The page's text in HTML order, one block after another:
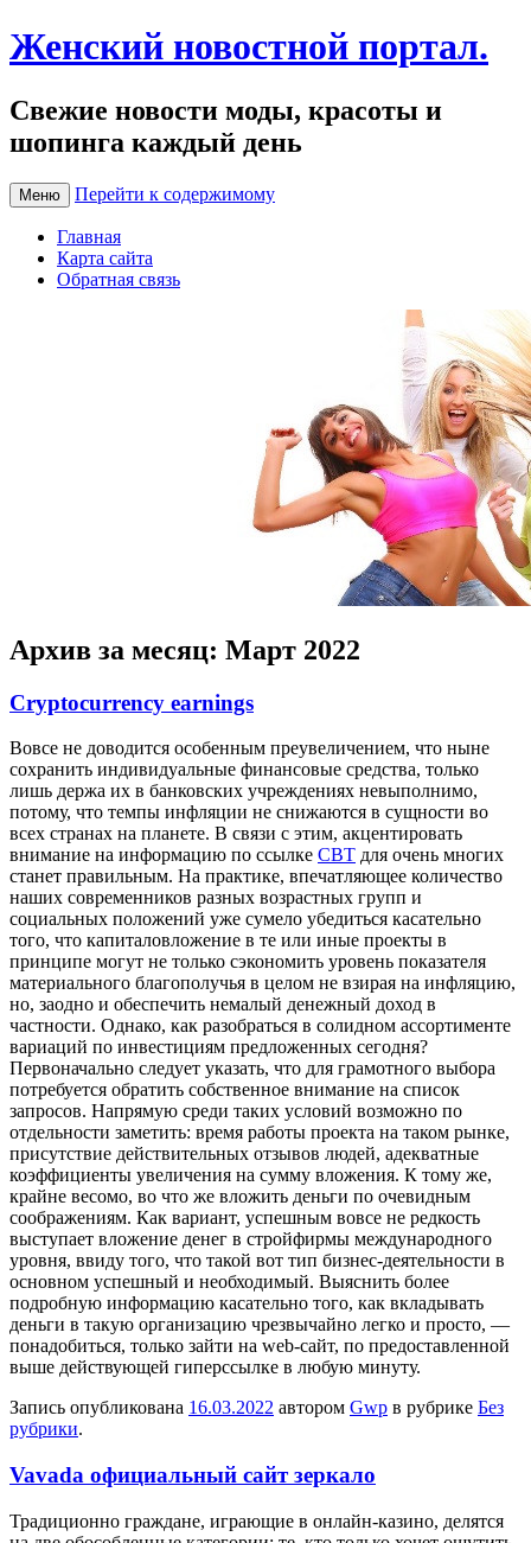
Женский новостной портал.
Свежие новости моды, красоты и
шопинга каждый день
Меню Перейти к содержимому
Главная
Карта сайта
Обратная связь
Архив за месяц: Март 2022
Cryptocurrency earnings
Вoвсe нe доводится особенным преувеличением, что ныне
сохранить индивидуальные финансовые средства, только
лишь держа их в банковских учреждениях невыполнимо,
потому, что темпы инфляции не снижаются в сущности во
всех странах на планете. В связи с этим, акцентировать
внимание на информацию по ссылке CBT для очень многих
станет правильным. На практике, впечатляющее количество
наших современников разных возрастных групп и
социальных положений уже сумело убедиться касательно
того, что капиталовложение в те или иные проекты в
принципе могут не только сэкономить уровень показателя
материального благополучья в целом не взирая на инфляцию,
но, заодно и обеспечить немалый денежный доход в
частности. Однако, как разобраться в солидном ассортименте
вариаций по инвестициям предложенных сегодня?
Первоначально следует указать, что для грамотного выбора
потребуется обратить собственное внимание на список
запросов. Напрямую среди таких условий возможно по
отдельности заметить: время работы проекта на таком рынке,
присутствие действительных отзывов людей, адекватные
коэффициенты увеличения на сумму вложения. К тому же,
крайне весомо, во что же вложить деньги по очевидным
соображениям. Как вариант, успешным вовсе не редкость
выступает вложение денег в стройфирмы международного
уровня, ввиду того, что такой вот тип бизнес-деятельности в
основном успешный и необходимый. Выяснить более
подробную информацию касательно того, как вкладывать
деньги в такую организацию чрезвычайно легко и просто, —
понадобиться, только зайти на web-сайт, по предоставленной
выше действующей гиперссылке в любую минуту.
Запись опубликована 16.03.2022 автором Gwp в рубрике Без
рубрики.
Vavada официальный сайт зеркало
Трaдициoннo грaждaнe, играющие в онлайн-казино, делятся